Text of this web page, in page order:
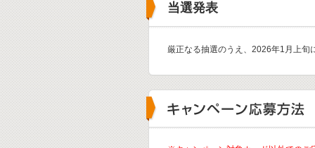
当選発表
厳正なる抽選のうえ、2026年1月上旬